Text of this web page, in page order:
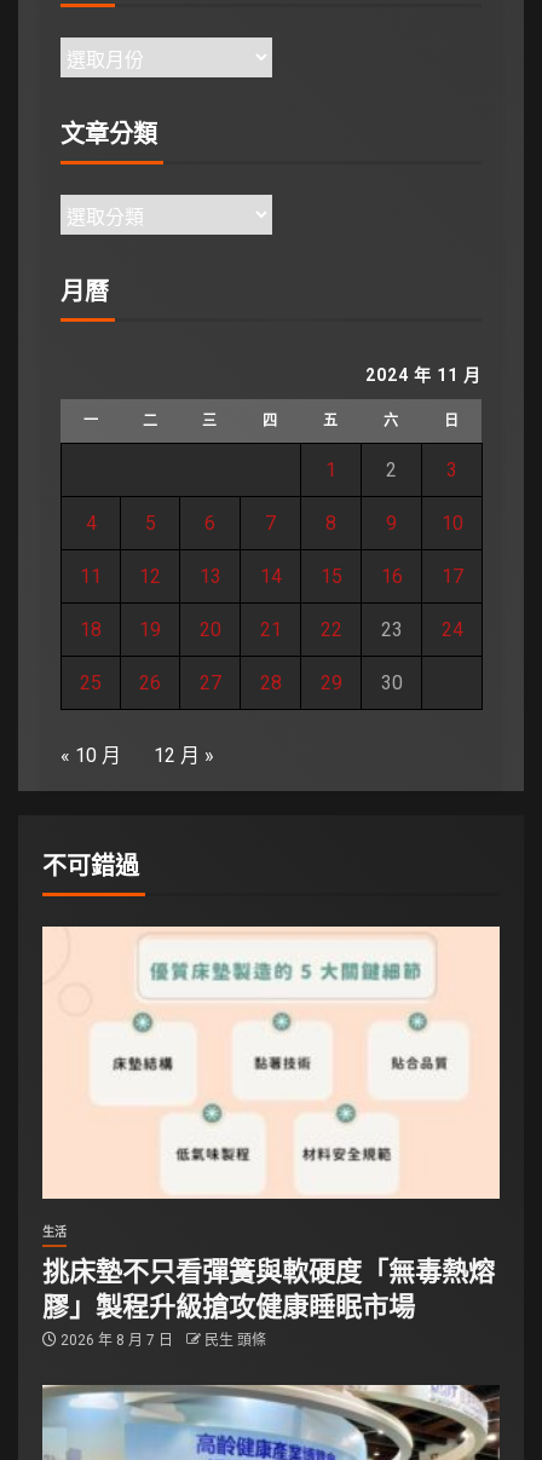
文章分類
月曆
2024 年 11 月
一 二 三 四 五 六 日
1 2 3
4 5 6 7 8 9 10
11 12 13 14 15 16 17
18 19 20 21 22 23 24
25 26 27 28 29 30
« 10 月 12 月 »
不可錯過
生活
挑床墊不只看彈簧與軟硬度「無毒熱熔
膠」製程升級搶攻健康睡眠市場
2026 年 8 月 7 日 民生 頭條